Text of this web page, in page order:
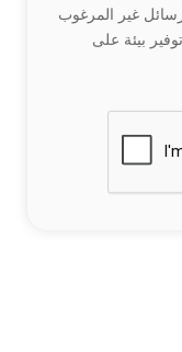
غير المرغوب
بيئة على